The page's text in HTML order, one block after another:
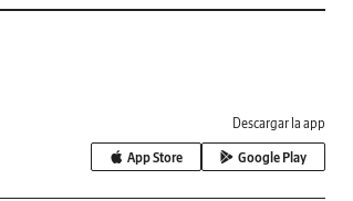
Descargar la app
App Store Google Play